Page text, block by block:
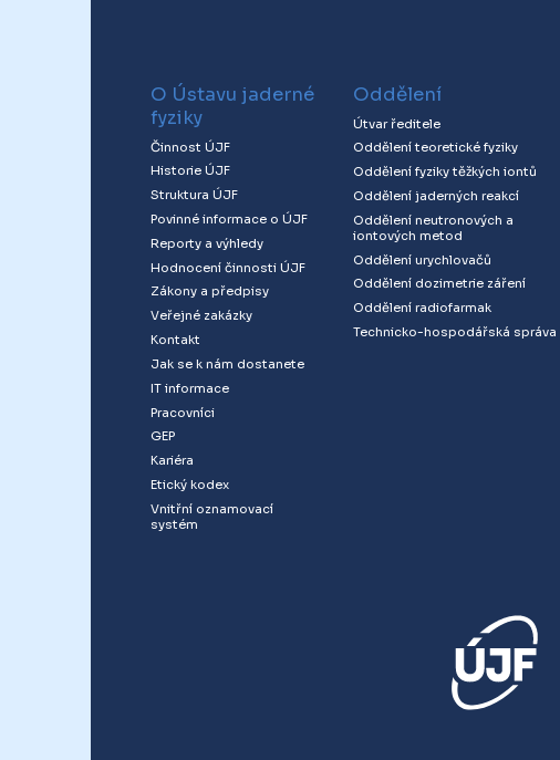
O Ústavu jaderné
fyziky
Činnost ÚJF
Historie ÚJF
Struktura ÚJF
Povinné informace o ÚJF
Reporty a výhledy
Hodnocení činnosti ÚJF
Zákony a předpisy
Veřejné zakázky
Kontakt
Jak se k nám dostanete
IT informace
Pracovníci
GEP
Kariéra
Etický kodex
Vnitřní oznamovací
systém
Oddělení
Útvar ředitele
Oddělení teoretické fyziky
Oddělení fyziky těžkých iontů
Oddělení jaderných reakcí
Oddělení neutronových a
iontových metod
Oddělení urychlovačů
Oddělení dozimetrie záření
Oddělení radiofarmak
Technicko-hospodářská správa